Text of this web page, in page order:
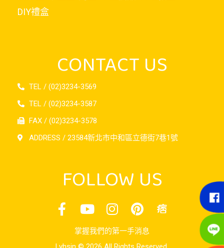
DIY禮盒
CONTACT US
TEL / (02)3234-3569
TEL / (02)3234-3587
FAX / (02)3234-3578
ADDRESS / 23584新北市中和區立德街7巷1號
FOLLOW US
掌握我們的第一手消息